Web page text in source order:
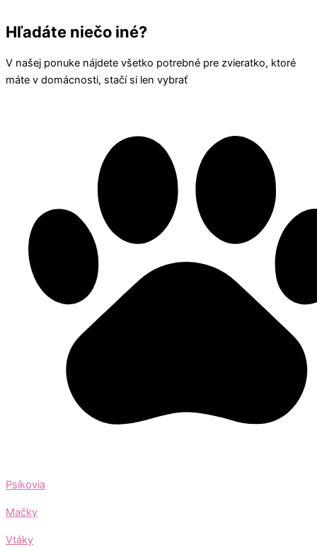
Hľadáte niečo iné?
V našej ponuke nájdete všetko potrebné pre zvieratko, ktoré
máte v domácnosti, stačí si len vybrať
Psíkovia
Mačky
Vtáky